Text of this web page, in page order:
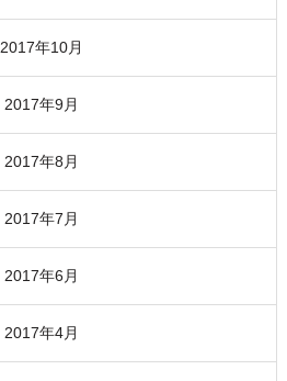
2017年10月
2017年9月
2017年8月
2017年7月
2017年6月
2017年4月